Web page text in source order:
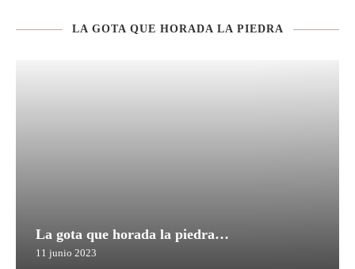
LA GOTA QUE HORADA LA PIEDRA
La gota que horada la piedra…
11 junio 2023